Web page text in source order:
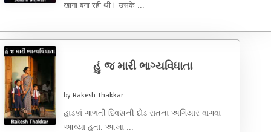
खाना बना रही थी। उसके ...
હું જ મારી ભાગ્યવિધાતા
by Rakesh Thakkar
હાડકાં ગાળતી દિવસની દોડ રાતના અગિયાર વાગવા
આવ્યા હતા. આખા ...